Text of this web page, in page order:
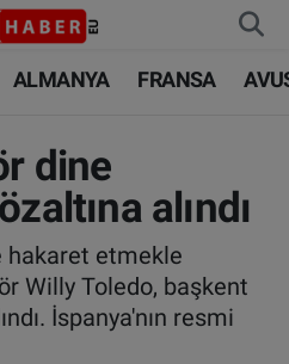
ALMANYA FRANSA
dine
alındı
hakaret etmekle
Willy Toledo, başkent
İspanya'nın resmi
ve Fikstür